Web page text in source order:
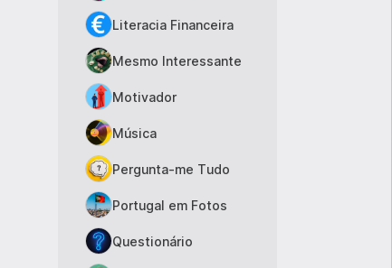
Literacia Financeira
Mesmo Interessante
Motivador
Música
Pergunta-me Tudo
Portugal em Fotos
Questionário